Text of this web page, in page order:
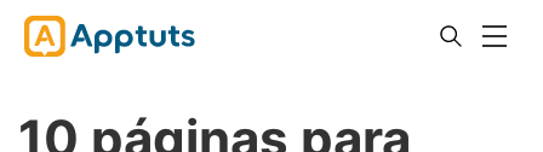
10 páginas para